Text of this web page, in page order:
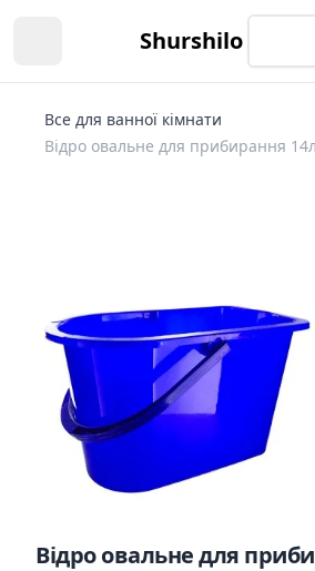
Shurshilo
Все для ванної кімнати
Відро овальне для прибирання 14л
Відро овальне для